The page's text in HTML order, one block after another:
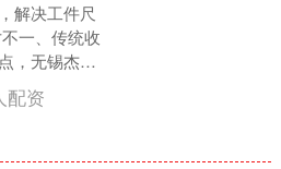
解决工件尺
一、传统收
，无锡杰然
制化焊烟收
配资